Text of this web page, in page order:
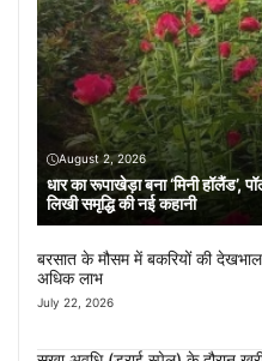
August 2, 2026
धार का रूपाखेड़ा बना ‘मिनी हॉलैंड’,
लिखी समृद्धि की नई कहानी
बरसात के मौसम में बकरियों की
अधिक लाभ
July 22, 2026